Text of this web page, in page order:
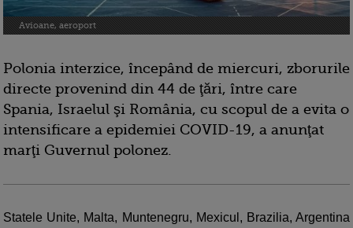
Avioane, aeroport
Polonia interzice, începând de miercuri, zborurile
directe provenind din 44 de ţări, între care
Spania, Israelul şi România, cu scopul de a evita o
intensificare a epidemiei COVID-19, a anunţat
marţi Guvernul polonez.
Statele Unite, Malta, Muntenegru, Mexicul, Brazilia, Argentina